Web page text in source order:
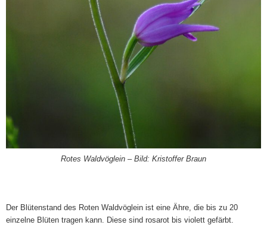
Rotes Waldvöglein – Bild: Kristoffer Braun
Der Blütenstand des Roten Waldvöglein ist eine Ähre, die bis zu 20
einzelne Blüten tragen kann. Diese sind rosarot bis violett gefärbt.